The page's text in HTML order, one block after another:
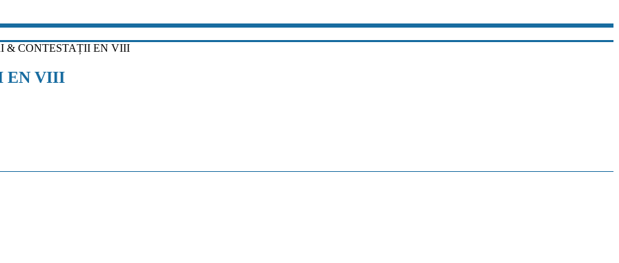
& CONTESTAȚII EN VIII
EN VIII